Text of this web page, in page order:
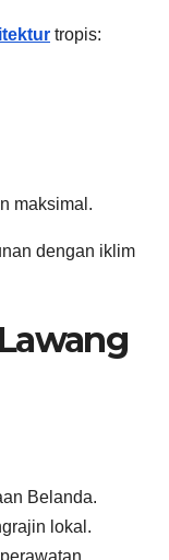
tropis:
maksimal.
dengan iklim
Belanda.
lokal.